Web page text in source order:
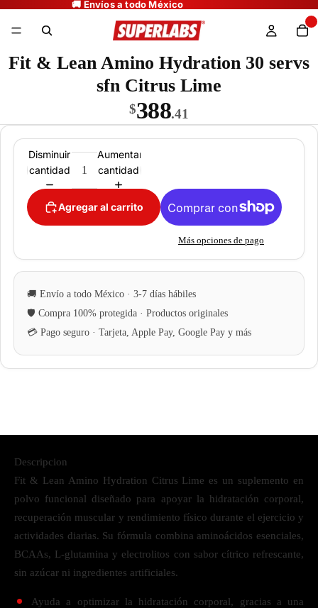
Fit & Lean Amino Hydration 30 servs
sfn Citrus Lime
$388.41
Disminuir
cantidad
Aumentar
cantidad
Agregar al carrito
Más opciones de pago
Descripcion
Fit & Lean Amino Hydration Citrus Lime es un suplemento en
polvo funcional diseñado para apoyar la hidratación corporal,
recuperación muscular y rendimiento físico durante el ejercicio y
actividades diarias. Su fórmula combina aminoácidos esenciales,
BCAAs, L-glutamina y electrolitos con sabor cítrico refrescante,
sin azúcar ni ingredientes artificiales.
Ayuda a optimizar la hidratación corporal, gracias a una